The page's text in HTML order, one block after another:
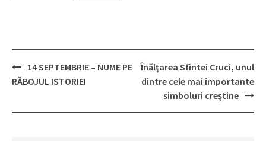
Post
14 SEPTEMBRIE – NUME PE
RĂBOJUL ISTORIEI
Înălţarea Sfintei Cruci, unul
dintre cele mai importante
simboluri creştine